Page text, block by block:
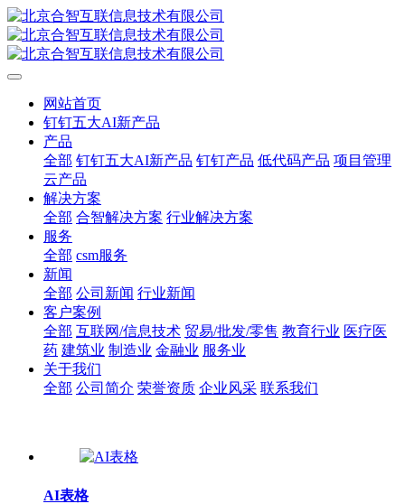
网站首页
钉钉五大AI新产品
产品
全部 钉钉五大AI新产品 钉钉产品 低代码产品 项目管理
云产品
解决方案
全部 合智解决方案 行业解决方案
服务
全部 csm服务
新闻
全部 公司新闻 行业新闻
客户案例
全部 互联网/信息技术 贸易/批发/零售 教育行业 医疗医
药 建筑业 制造业 金融业 服务业
关于我们
全部 公司简介 荣誉资质 企业风采 联系我们
AI表格